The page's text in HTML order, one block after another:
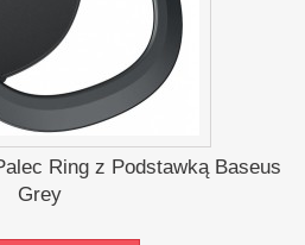
Ring z Podstawką Baseus
Grey